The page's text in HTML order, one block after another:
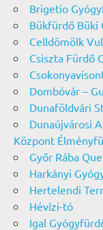
Brigetio
Bükfürdő Büki
Celldömölk
Csiszta Fürdő
Dombóvár –
Dunaföldvári
Dunaújvárosi
Központ
Győr Rába
Harkányi
Hertelendi
Hévízi-tó
Igal